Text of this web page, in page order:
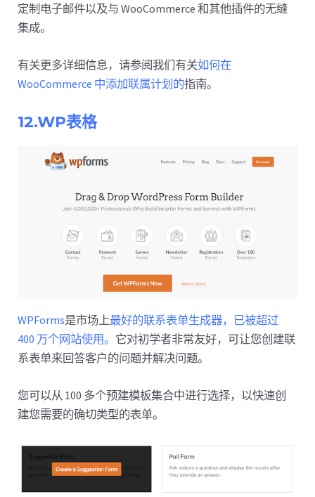
定制电子邮件以及与 WooCommerce 和其他插件的无缝
集成。
有关更多详细信息，请参阅我们有关如何在
WooCommerce 中添加联属计划的指南。
12.WP表格
WPForms是市场上最好的联系表单生成器，已被超过
400 万个网站使用。 它对初学者非常友好，可让您创建联
系表单来回答客户的问题并解决问题。
您可以从 100 多个预建模板集合中进行选择，以快速创
建您需要的确切类型的表单。